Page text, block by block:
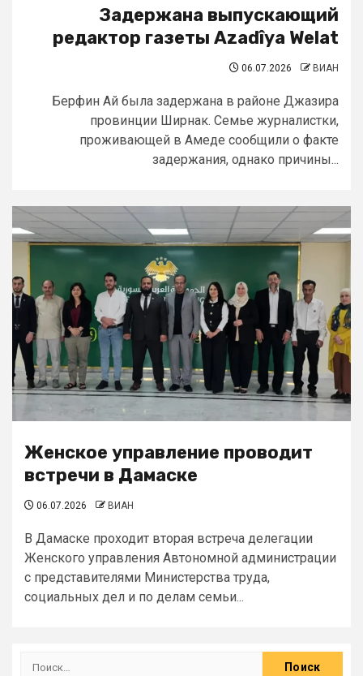
Задержана выпускающий
редактор газеты Azadîya Welat
06.07.2026 ВИАН
Берфин Ай была задержана в районе Джазира
провинции Ширнак. Семье журналистки,
проживающей в Амеде сообщили о факте
задержания, однако причины...
Женское управление проводит
встречи в Дамаске
06.07.2026 ВИАН
В Дамаске проходит вторая встреча делегации
Женского управления Автономной администрации
с представителями Министерства труда,
социальных дел и по делам семьи...